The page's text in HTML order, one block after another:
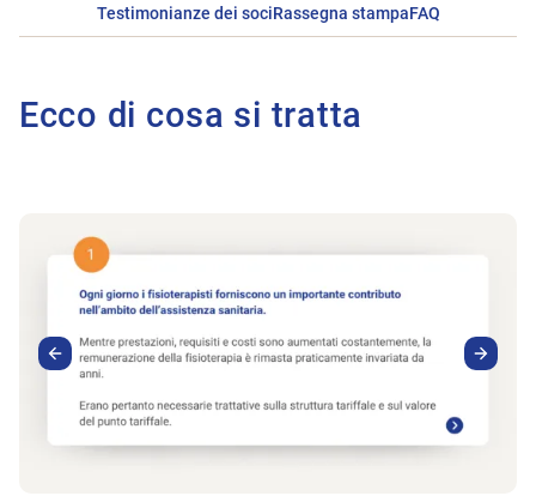
Testimonianze dei sociRassegna stampaFAQ
Ecco di cosa si tratta